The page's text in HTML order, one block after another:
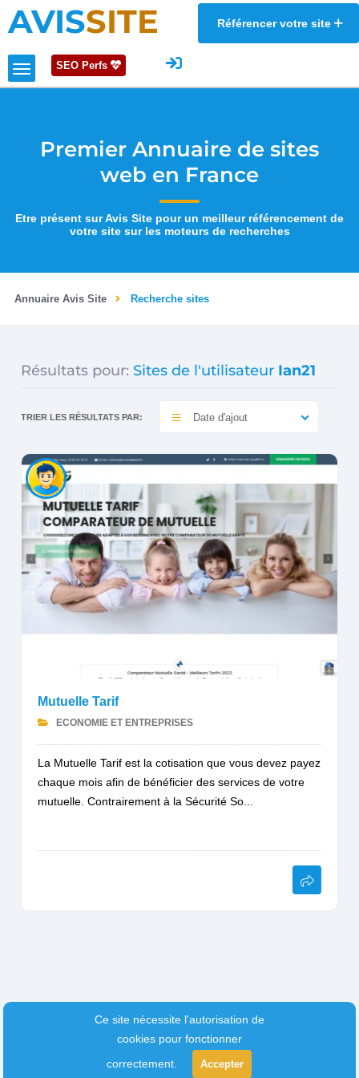
AVISSITE Référencer votre site
SEO Perfs
Premier Annuaire de sites
web en France
Etre présent sur Avis Site pour un meilleur référencement de
votre site sur les moteurs de recherches
Annuaire Avis Site Recherche sites
Résultats pour: Sites de l'utilisateur Ian21
TRIER LES RÉSULTATS PAR: Date d'ajout
Mutuelle Tarif
ECONOMIE ET ENTREPRISES
La Mutuelle Tarif est la cotisation que vous devez payez
chaque mois afin de bénéficier des services de votre
mutuelle. Contrairement à la Sécurité So...
Ce site nécessite l'autorisation de
cookies pour fonctionner
correctement.
Accepter